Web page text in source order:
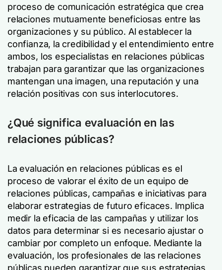
proceso de comunicación estratégica que crea
relaciones mutuamente beneficiosas entre las
organizaciones y su público. Al establecer la
confianza, la credibilidad y el entendimiento entre
ambos, los especialistas en relaciones públicas
trabajan para garantizar que las organizaciones
mantengan una imagen, una reputación y una
relación positivas con sus interlocutores.
¿Qué significa evaluación en las
relaciones públicas?
La evaluación en relaciones públicas es el
proceso de valorar el éxito de un equipo de
relaciones públicas, campañas e iniciativas para
elaborar estrategias de futuro eficaces. Implica
medir la eficacia de las campañas y utilizar los
datos para determinar si es necesario ajustar o
cambiar por completo un enfoque. Mediante la
evaluación, los profesionales de las relaciones
públicas pueden garantizar que sus estrategias